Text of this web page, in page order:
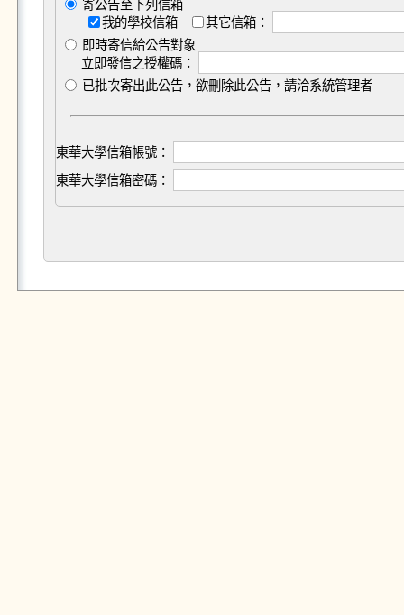
寄公告至下列信箱
我的學校信箱
其它信箱：
即時寄信給公告對象
立即發信之授權碼：
已批次寄出此公告，欲刪除此公告，請洽系統管理者
東華大學信箱帳號：
東華大學信箱密碼：